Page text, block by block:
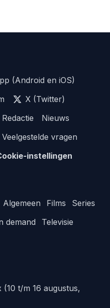
(Android en iOS)
X (Twitter)
Redactie
Nieuws
Veelgestelde vragen
instellingen
Algemeen Films
Series
demand
Televisie
t/m 16 augustus,